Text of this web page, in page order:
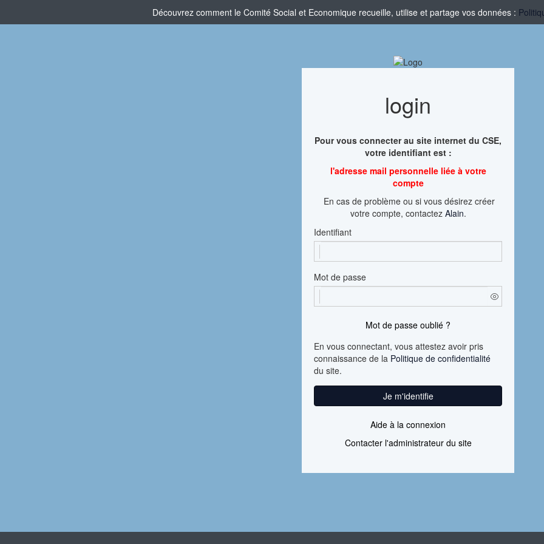
Découvrez comment le Comité Social et Economique recueille, utilise et partage vos données :
login
Pour vous connecter au site internet du CSE,
votre identifiant est :
l'adresse mail personnelle liée à votre
compte
En cas de problème ou si vous désirez créer
votre compte, contactez Alain.
Identifiant
Mot de passe
Mot de passe oublié ?
En vous connectant, vous attestez avoir pris
connaissance de la Politique de confidentialité
du site.
Je m'identifie
Aide à la connexion
Contacter l'administrateur du site